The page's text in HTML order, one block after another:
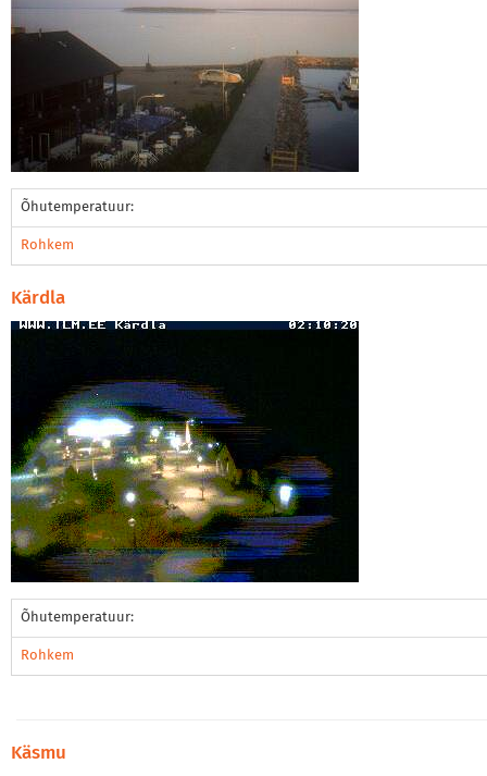
Õhutemperatuur:
Rohkem
Kärdla
Õhutemperatuur:
Rohkem
Käsmu